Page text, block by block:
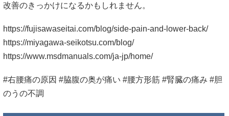
改善のきっかけになるかもしれません。
https://fujisawaseitai.com/blog/side-pain-and-lower-back/
https://miyagawa-seikotsu.com/blog/
https://www.msdmanuals.com/ja-jp/home/
#右腰痛の原因 #脇腹の奥が痛い #腰方形筋 #腎臓の痛み #胆
のうの不調